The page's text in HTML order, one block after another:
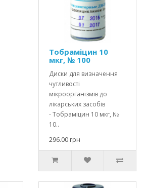
Тобраміцин 10
мкг, № 100
Диски для визначення
чутливості
мікроорганізмів до
лікарських засобів
- Тобраміцин 10 мкг, №
10..
296.00 грн